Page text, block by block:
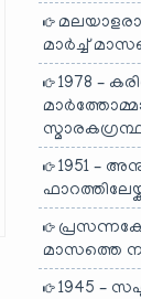
മാർച്ച്
1978 –
1951 –
മാസത്തെ
1945 –